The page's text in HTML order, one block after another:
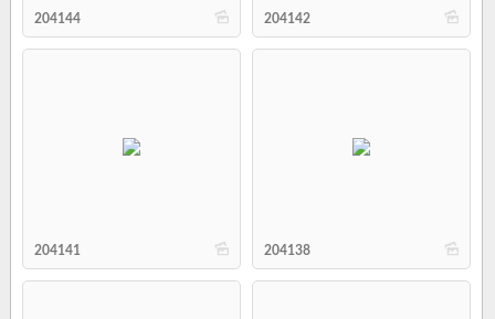
b
204144 b
204142
b
204141 b
204138